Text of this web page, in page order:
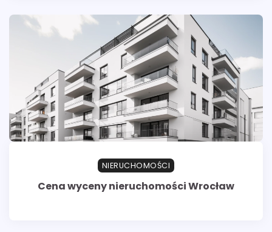
NIERUCHOMOŚCI
Cena wyceny nieruchomości Wrocław